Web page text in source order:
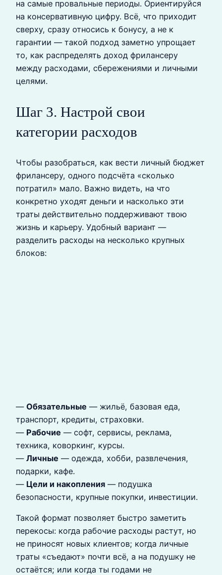
на самые провальные периоды. Ориентируйся
на консервативную цифру. Всё, что приходит
сверху, сразу относись к бонусу, а не к
гарантии — такой подход заметно упрощает
то, как распределять доход фрилансеру
между расходами, сбережениями и личными
целями.
Шаг 3. Настрой свои
категории расходов
Чтобы разобраться, как вести личный бюджет
фрилансеру, одного подсчёта «сколько
потратил» мало. Важно видеть, на что
конкретно уходят деньги и насколько эти
траты действительно поддерживают твою
жизнь и карьеру. Удобный вариант —
разделить расходы на несколько крупных
блоков:
— Обязательные — жильё, базовая еда,
транспорт, кредиты, страховки.
— Рабочие — софт, сервисы, реклама,
техника, коворкинг, курсы.
— Личные — одежда, хобби, развлечения,
подарки, кафе.
— Цели и накопления — подушка
безопасности, крупные покупки, инвестиции.
Такой формат позволяет быстро заметить
перекосы: когда рабочие расходы растут, но
не приносят новых клиентов; когда личные
траты «съедают» почти всё, а на подушку не
остаётся; или когда ты годами не